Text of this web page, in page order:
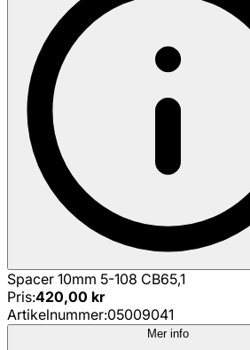
Spacer 10mm 5-108 CB65,1
Pris:420,00 kr
Artikelnummer:05009041
Mer info